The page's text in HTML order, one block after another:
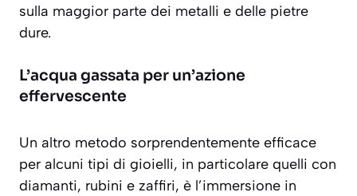
sulla maggior parte dei metalli e delle pietre
dure.
L’acqua gassata per un’azione
effervescente
Un altro metodo sorprendentemente efficace
per alcuni tipi di gioielli, in particolare quelli con
diamanti, rubini e zaffiri, è l’immersione in